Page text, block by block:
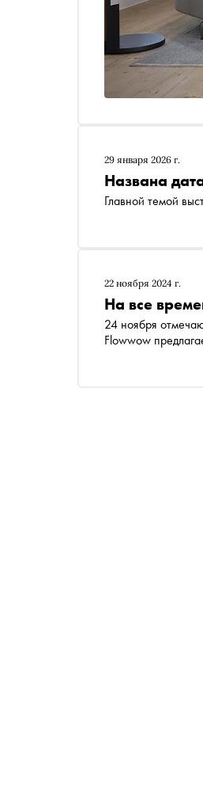
29 января 2026 г.
Названа
Главной темой
22 ноября 2024 г.
На все
24 ноября
Flowwow